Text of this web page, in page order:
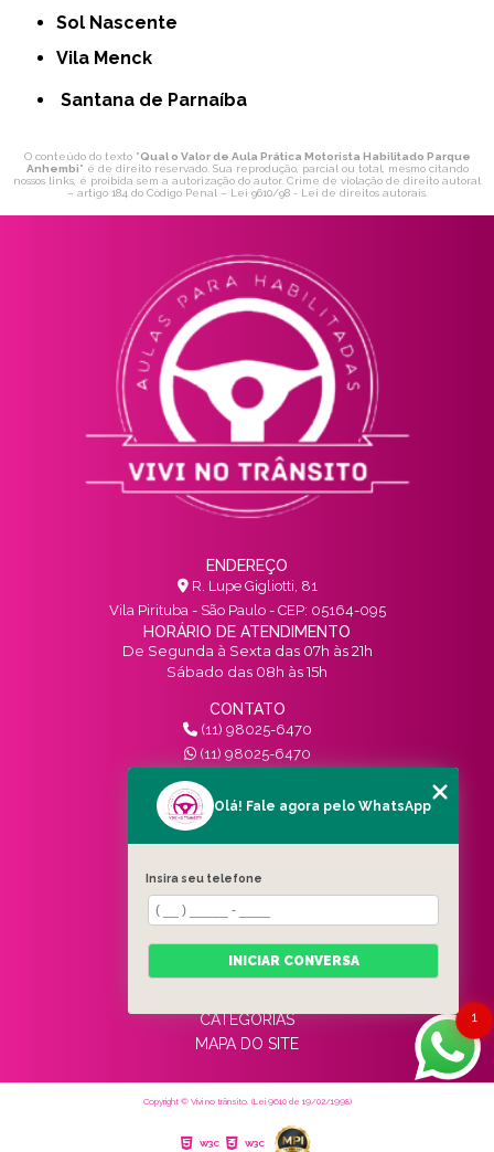
Sol Nascente
Vila Menck
Santana de Parnaíba
O conteúdo do texto "Qual o Valor de Aula Prática Motorista Habilitado Parque
Anhembi" é de direito reservado. Sua reprodução, parcial ou total, mesmo citando
nossos links, é proibida sem a autorização do autor. Crime de violação de direito autoral
– artigo 184 do Código Penal – Lei 9610/98 - Lei de direitos autorais.
ENDEREÇO
R. Lupe Gigliotti, 81
Vila Pirituba - São Paulo - CEP: 05164-095
HORÁRIO DE ATENDIMENTO
De Segunda à Sexta das 07h às 21h
Sábado das 08h às 15h
CONTATO
(11) 98025-6470
(11) 98025-6470
contato@vivinotransito.com.br
SIGA-NOS!
MENU
HOME
QUEM SOMOS
SERVIÇOS
BLOG
CATEGORIAS
MAPA DO SITE
Copyright © Vivi no trânsito. (Lei 9610 de 19/02/1998)
W3C W3C
1
Olá! Fale agora pelo WhatsApp
Insira seu telefone
INICIAR CONVERSA